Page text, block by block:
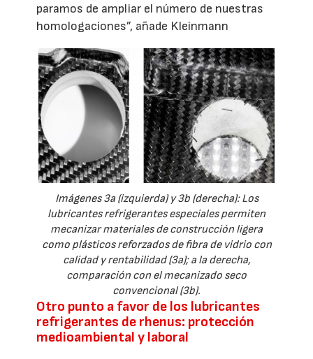
paramos de ampliar el número de nuestras
homologaciones”, añade Kleinmann
Imágenes 3a (izquierda) y 3b (derecha): Los
lubricantes refrigerantes especiales permiten
mecanizar materiales de construcción ligera
como plásticos reforzados de fibra de vidrio con
calidad y rentabilidad (3a); a la derecha,
comparación con el mecanizado seco
convencional (3b).
Otro punto a favor de los lubricantes
refrigerantes de rhenus: protección
medioambiental y laboral